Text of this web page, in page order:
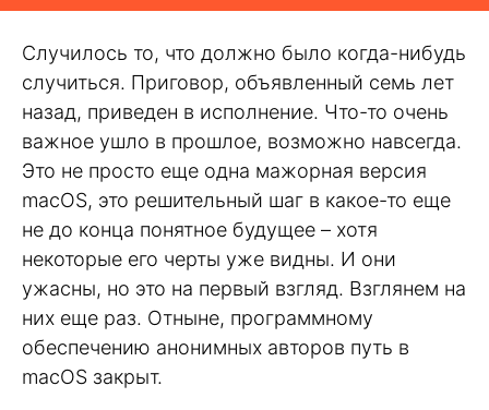
Случилось то, что должно было когда-нибудь
случиться. Приговор, объявленный семь лет
назад, приведен в исполнение. Что-то очень
важное ушло в прошлое, возможно навсегда.
Это не просто еще одна мажорная версия
macOS, это решительный шаг в какое-то еще
не до конца понятное будущее – хотя
некоторые его черты уже видны. И они
ужасны, но это на первый взгляд. Взглянем на
них еще раз. Отныне, программному
обеспечению анонимных авторов путь в
macOS закрыт.